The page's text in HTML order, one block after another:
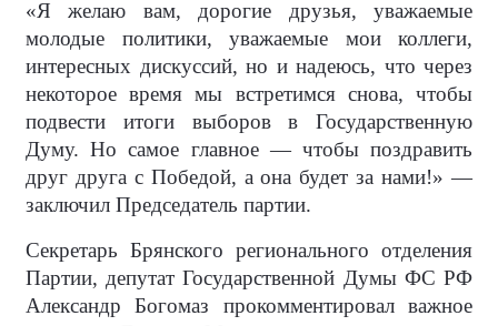
«Я желаю вам, дорогие друзья, уважаемые
молодые политики, уважаемые мои коллеги,
интересных дискуссий, но и надеюсь, что через
некоторое время мы встретимся снова, чтобы
подвести итоги выборов в Государственную
Думу. Но самое главное — чтобы поздравить
друг друга с Победой, а она будет за нами!» —
заключил Председатель партии.
Секретарь Брянского регионального отделения
Партии, депутат Государственной Думы ФС РФ
Александр Богомаз прокомментировал важное